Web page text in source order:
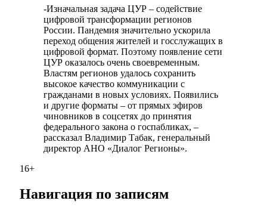
-Изначальная задача ЦУР – содействие
цифровой трансформации регионов
России. Пандемия значительно ускорила
переход общения жителей и госслужащих в
цифровой формат. Поэтому появление сети
ЦУР оказалось очень своевременным.
Властям регионов удалось сохранить
высокое качество коммуникации с
гражданами в новых условиях. Появились
и другие форматы – от прямых эфиров
чиновников в соцсетях до принятия
федерального закона о госпабликах, –
рассказал Владимир Табак, генеральный
директор АНО «Диалог Регионы».
16+
Навигация по записям